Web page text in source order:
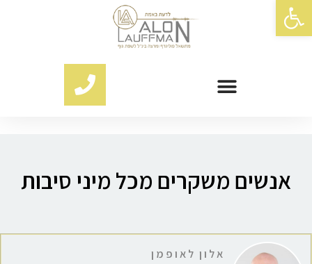
פתח סרגל נגישות
אנשים משקרים מכל מיני סיבות
אלון לאופמן